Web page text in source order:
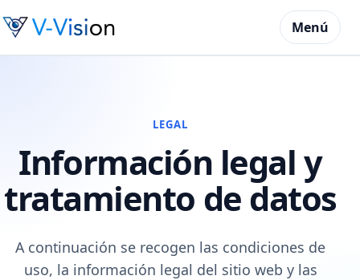
Menú
LEGAL
Información legal y
tratamiento de datos
A continuación se recogen las condiciones de
uso, la información legal del sitio web y las